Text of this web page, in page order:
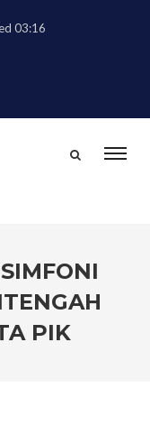
03:16
PIK